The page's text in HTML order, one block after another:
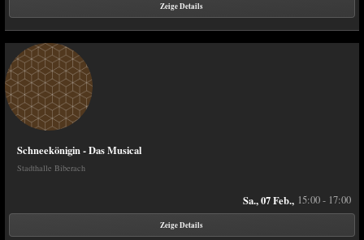
Zeige Details
Schneekönigin - Das Musical
Stadthalle Biberach
Sa., 07 Feb., 15:00 - 17:00
Zeige Details